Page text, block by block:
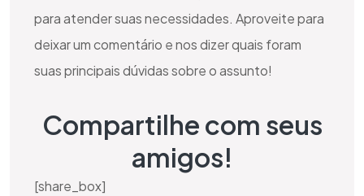
para atender suas necessidades. Aproveite para
deixar um comentário e nos dizer quais foram
suas principais dúvidas sobre o assunto!
Compartilhe com seus
amigos!
[share_box]